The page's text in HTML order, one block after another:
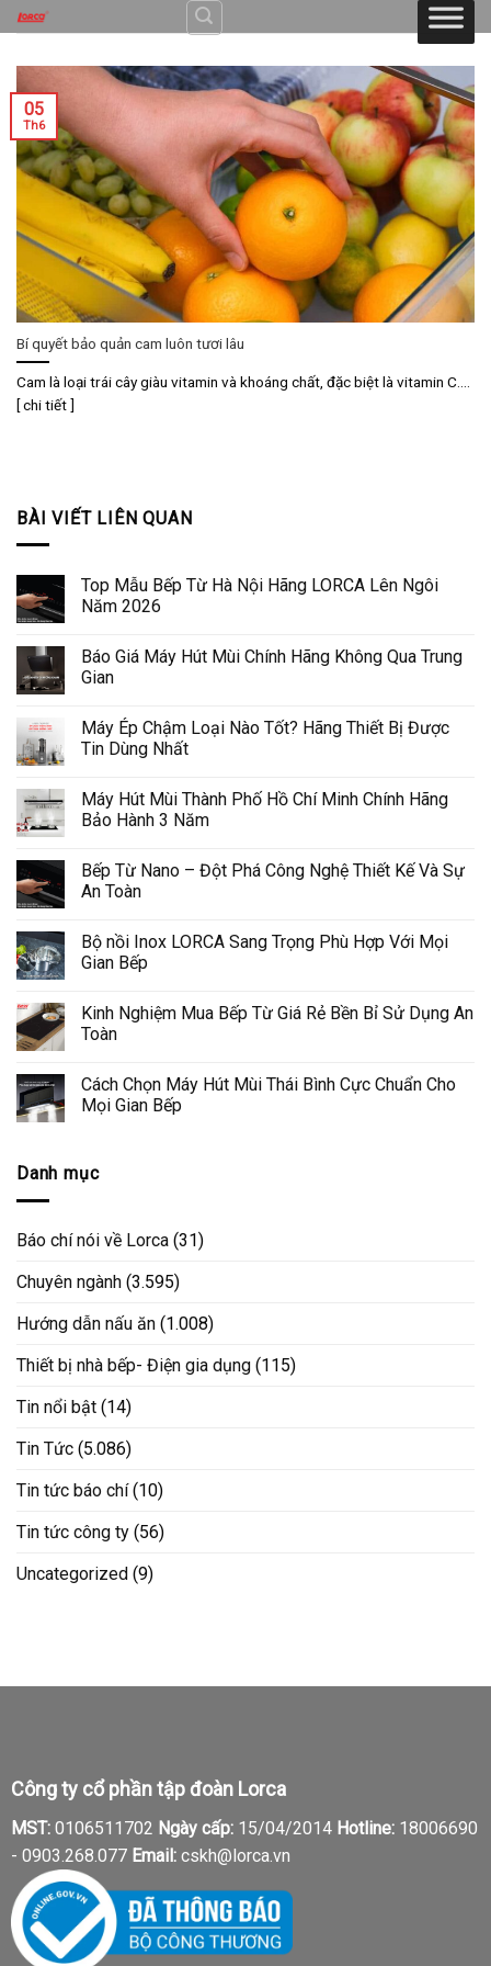
Skip
to
content
Bí quyết bảo quản cam luôn tươi lâu
Cam là loại trái cây giàu vitamin và khoáng chất, đặc biệt là vitamin C....
[ chi tiết ]
05
Th6
BÀI VIẾT LIÊN QUAN
Top Mẫu Bếp Từ Hà Nội Hãng LORCA Lên Ngôi
Năm 2026
Báo Giá Máy Hút Mùi Chính Hãng Không Qua Trung
Gian
Máy Ép Chậm Loại Nào Tốt? Hãng Thiết Bị Được
Tin Dùng Nhất
Máy Hút Mùi Thành Phố Hồ Chí Minh Chính Hãng
Bảo Hành 3 Năm
Bếp Từ Nano – Đột Phá Công Nghệ Thiết Kế Và Sự
An Toàn
Bộ nồi Inox LORCA Sang Trọng Phù Hợp Với Mọi
Gian Bếp
Kinh Nghiệm Mua Bếp Từ Giá Rẻ Bền Bỉ Sử Dụng An
Toàn
Cách Chọn Máy Hút Mùi Thái Bình Cực Chuẩn Cho
Mọi Gian Bếp
Danh mục
Báo chí nói về Lorca (31)
Chuyên ngành (3.595)
Hướng dẫn nấu ăn (1.008)
Thiết bị nhà bếp- Điện gia dụng (115)
Tin nổi bật (14)
Tin Tức (5.086)
Tin tức báo chí(10)
Tin tức công ty (56)
Uncategorized (9)
Công ty cổ phần tập đoàn Lorca
MST:0106511702 Ngày cấp:15/04/2014 Hotline:18006690
- 0903.268.077 Email:cskh@lorca.vn